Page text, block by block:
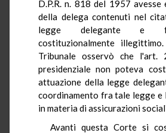
D.P.R. n. 818 del 1957
della delega contenuti nel
legge delegante e
costituzionalmente
Tribunale osservò che l'art.
presidenziale non poteva
attuazione della legge
coordinamento fra tale legge e
in materia di assicurazioni
Avanti questa Corte si